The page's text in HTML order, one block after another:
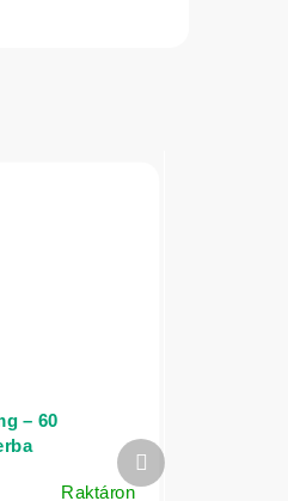
– 60
Raktáron
Következő
termék